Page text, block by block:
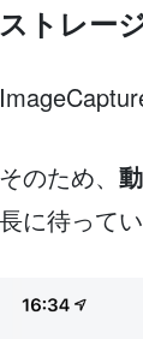
ストレー
そのため、
長に待って